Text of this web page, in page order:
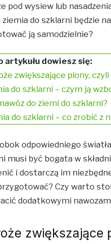
pod wysiew lub
do szklarni będzie
ją samodzielnie?
artykułu dowiesz się:
zwiększające plony,
do szklarni – czym ją
do ziemi do szklarni?
do szklarni – co zrobić z
odpowiedniego
musi być bogata w
i dostarczą im
Czy warto
dodatkowymi